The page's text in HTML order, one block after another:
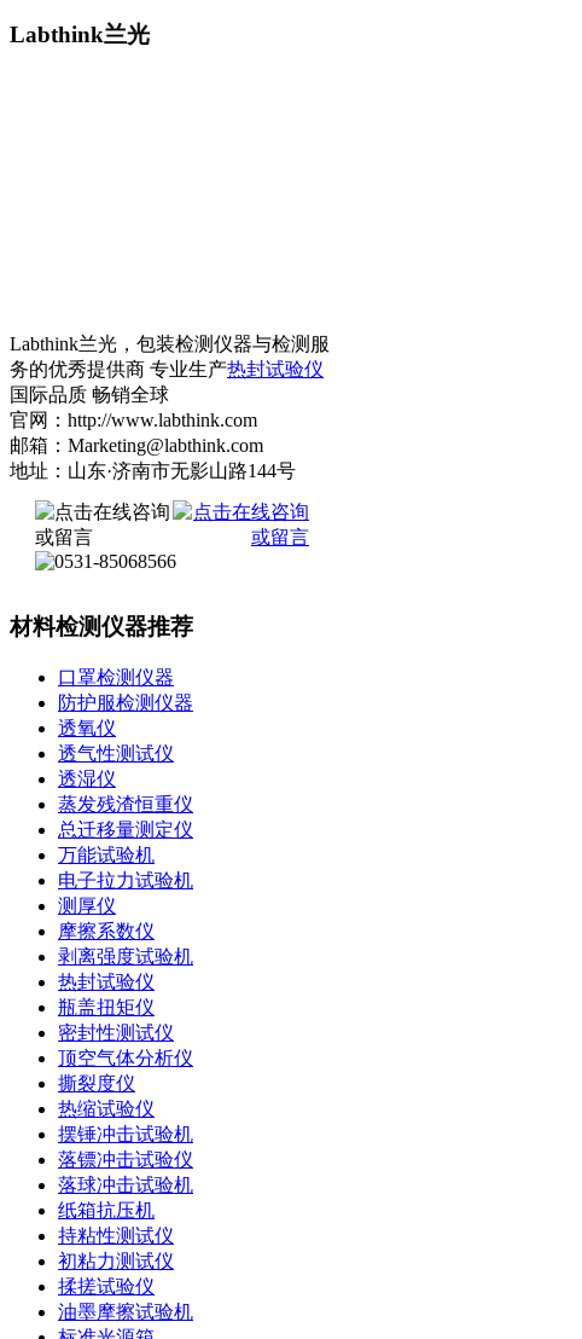
Labthink兰光
Labthink兰光，包装检测仪器与检测服
务的优秀提供商 专业生产热封试验仪
国际品质 畅销全球
官网：http://www.labthink.com
邮箱：Marketing@labthink.com
地址：山东·济南市无影山路144号
材料检测仪器推荐
口罩检测仪器
防护服检测仪器
透氧仪
透气性测试仪
透湿仪
蒸发残渣恒重仪
总迁移量测定仪
万能试验机
电子拉力试验机
测厚仪
摩擦系数仪
剥离强度试验机
热封试验仪
瓶盖扭矩仪
密封性测试仪
顶空气体分析仪
撕裂度仪
热缩试验仪
摆锤冲击试验机
落镖冲击试验仪
落球冲击试验机
纸箱抗压机
持粘性测试仪
初粘力测试仪
揉搓试验仪
油墨摩擦试验机